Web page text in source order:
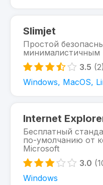
Slimjet
Простой
минималистичным
3.5 (2)
Windows, MacOS,
Internet
Бесплатный
по-умолчанию от
Microsoft
3.0
Windows